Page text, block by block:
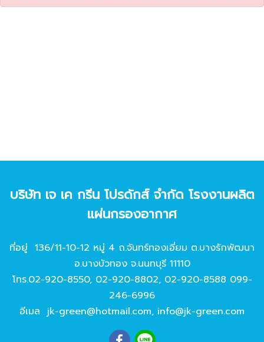
บริษัท เจ เค กรีน โปรดักส์ จํากัด โรงงานผลิต
แผ่นกรองอากาศ
ที่อยู่ 136/11-10-12 หมู่ 4 ถ.จันทร์ทองเอี่ยม ต.บางรักพัฒนา
อ.บางบัวทอง จ.นนทบุรี 11110
โทร.02-920-8550, 02-920-8802, 02-920-8588 099-
246-6996
อีเมล jk-green@hotmail.com, info@jk-green.com